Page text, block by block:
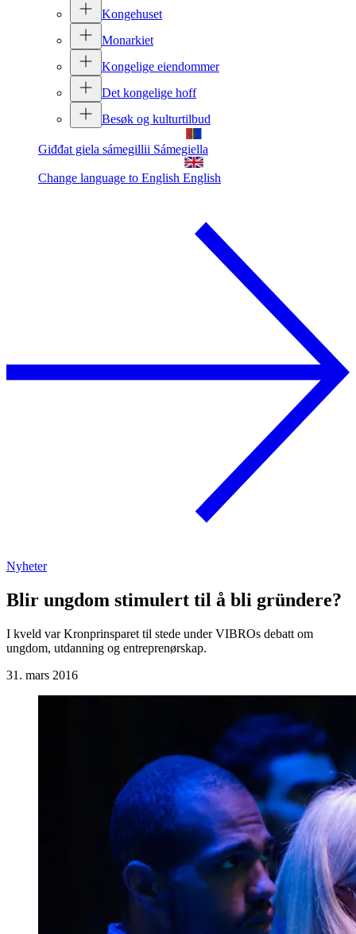
Kongehuset
Monarkiet
Kongelige eiendommer
Det kongelige hoff
Besøk og kulturtilbud
Giđđat giela sámegillii Sámegiella
Change language to English English
Nyheter
Blir ungdom stimulert til å bli gründere?
I kveld var Kronprinsparet til stede under VIBROs debatt om
ungdom, utdanning og entreprenørskap.
31. mars 2016